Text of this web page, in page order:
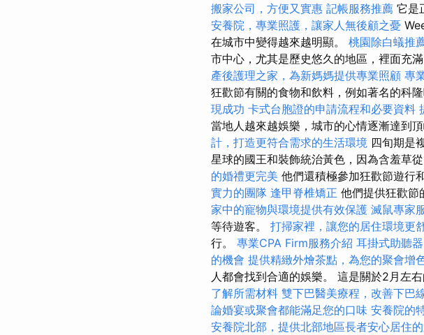
搬家公司，方便又實惠 記帳服務推薦 它是
安養院，專業照護，讓家人無後顧之憂
在城市中變得越來越明顯。 桃園除白蟻推
市中心，尤其是歷史悠久的地區，裡面充
產後護理之家，為新媽媽提供專業照顧 專
狂歡節有關的食物和飲料，例如著名的科
現成功 卡式台胞證的申請流程和必要資料
當地人越來越娛樂，城市的心情逐漸達到頂
計，打造更符合需求的生活環境 四旬期是
星球的國王和裝飾統治黃色，因為含羞草
的婚禮更完美 他們還積極參加狂歡節遊行
實力的團隊 逢甲脊椎矯正 他們提供狂歡節
家中的寵物與環境提供有效保護 滅鼠專家
等待遊客。 打掃家裡，讓您的居住環境更
行。 專業CPA Firm服務介紹 耳掛式助聽
的機會 提供精緻外燴茶點，為您的聚會增
人都會找到合適的娛樂。 這是關於2月左
了解所需材料 雙下巴醫美療程，改善下巴
論婚宴或聚會都能滿足您的口味 安養院的
安養院北部，提供北部地區長者安心居住